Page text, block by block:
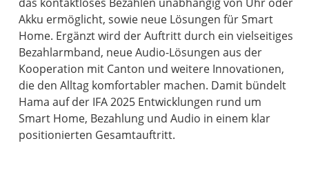
Akku ermöglicht, sowie neue Lösungen für Smart
Home. Ergänzt wird der Auftritt durch ein vielseitiges
Bezahlarmband, neue Audio-Lösungen aus der
Kooperation mit Canton und weitere Innovationen,
die den Alltag komfortabler machen. Damit bündelt
Hama auf der IFA 2025 Entwicklungen rund um
Smart Home, Bezahlung und Audio in einem klar
positionierten Gesamtauftritt.